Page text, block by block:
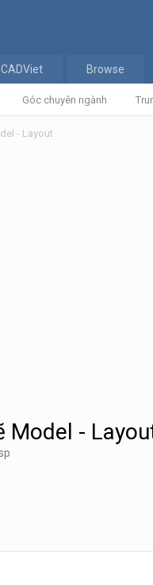
Góc chuyên ngành
Browse
- Layout
Model -